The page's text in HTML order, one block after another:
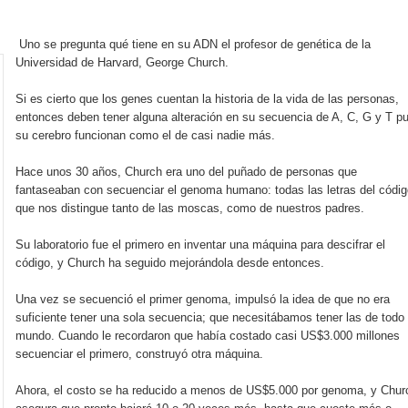
impulsada por la franquicia dominicana más taquillera del
como vicepresidenta ejecutiva de Fiduciaria Reservas
de Oficina Regional Este en La Romana
para emprendedoras en la segunda edición del Summit
artística con nuevo álbum, renovación de su equipo y
se unen al regreso de Pavel Núñez y su “Bipolarband” a Hard
Banreservas seguirá impulsando la seguridad alimentaria
Uno se pregunta qué tiene en su ADN el profesor de genética de la
Universidad de Harvard, George Church.
Si es cierto que los genes cuentan la historia de la vida de las personas,
entonces deben tener alguna alteración en su secuencia de A, C, G y T
su cerebro funcionan como el de casi nadie más.
Hace unos 30 años, Church era uno del puñado de personas que
fantaseaban con secuenciar el genoma humano: todas las letras del
que nos distingue tanto de las moscas, como de nuestros padres.
Su laboratorio fue el primero en inventar una máquina para descifrar el
código, y Church ha seguido mejorándola desde entonces.
Una vez se secuenció el primer genoma, impulsó la idea de que no era
suficiente tener una sola secuencia; que necesitábamos tener las de todo
mundo. Cuando le recordaron que había costado casi US$3.000 millones
secuenciar el primero, construyó otra máquina.
Ahora, el costo se ha reducido a menos de US$5.000 por genoma, y